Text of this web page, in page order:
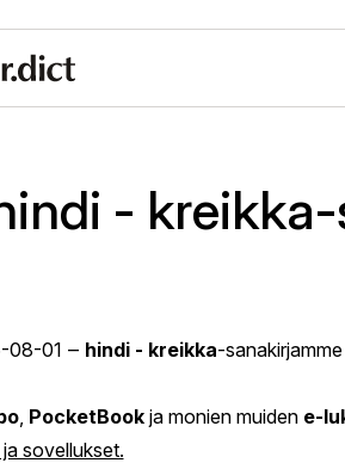
-
08-01 ‒ hindi - kreikka-
, PocketBookja monien muiden e-
sovellukset.